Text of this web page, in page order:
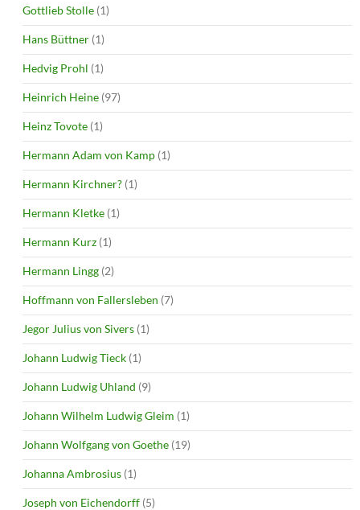
Gottlieb Stolle (1)
Hans Büttner (1)
Hedvig Prohl (1)
Heinrich Heine (97)
Heinz Tovote (1)
Hermann Adam von Kamp (1)
Hermann Kirchner? (1)
Hermann Kletke (1)
Hermann Kurz (1)
Hermann Lingg (2)
Hoffmann von Fallersleben (7)
Jegor Julius von Sivers (1)
Johann Ludwig Tieck (1)
Johann Ludwig Uhland (9)
Johann Wilhelm Ludwig Gleim (1)
Johann Wolfgang von Goethe (19)
Johanna Ambrosius (1)
Joseph von Eichendorff (5)